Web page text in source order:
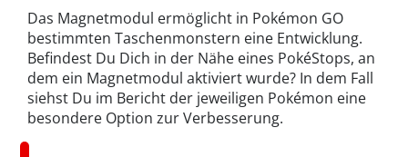
Das Magnetmodul ermöglicht in Pokémon GO
bestimmten Taschenmonstern eine Entwicklung.
Befindest Du Dich in der Nähe eines PokéStops, an
dem ein Magnetmodul aktiviert wurde? In dem Fall
siehst Du im Bericht der jeweiligen Pokémon eine
besondere Option zur Verbesserung.